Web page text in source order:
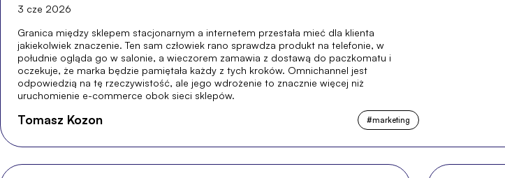
3 cze 2026
Granica między sklepem stacjonarnym a internetem przestała mieć dla klienta
jakiekolwiek znaczenie. Ten sam człowiek rano sprawdza produkt na telefonie, w
południe ogląda go w salonie, a wieczorem zamawia z dostawą do paczkomatu i
oczekuje, że marka będzie pamiętała każdy z tych kroków. Omnichannel jest
odpowiedzią na tę rzeczywistość, ale jego wdrożenie to znacznie więcej niż
uruchomienie e-commerce obok sieci sklepów.
Tomasz Kozon #marketing